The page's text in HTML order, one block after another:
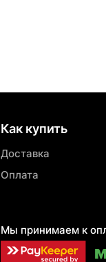
Как купить
Доставка
Оплата
Мы принимаем к